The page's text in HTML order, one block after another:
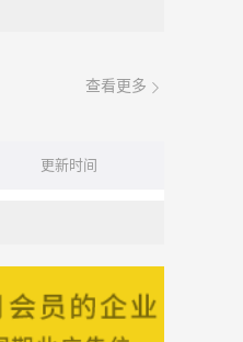
查看更多
更新时间